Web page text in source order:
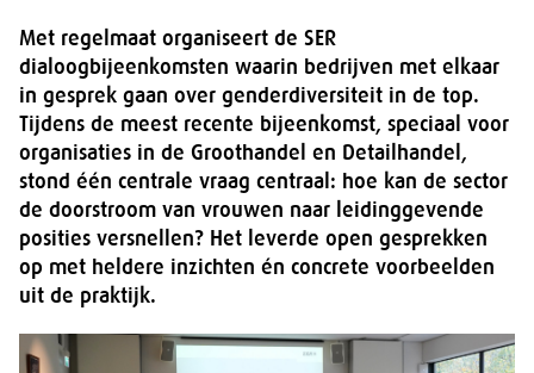
Met regelmaat organiseert de SER
dialoogbijeenkomsten waarin bedrijven met elkaar
in gesprek gaan over genderdiversiteit in de top.
Tijdens de meest recente bijeenkomst, speciaal voor
organisaties in de Groothandel en Detailhandel,
stond één centrale vraag centraal: hoe kan de sector
de doorstroom van vrouwen naar leidinggevende
posities versnellen? Het leverde open gesprekken
op met heldere inzichten én concrete voorbeelden
uit de praktijk.